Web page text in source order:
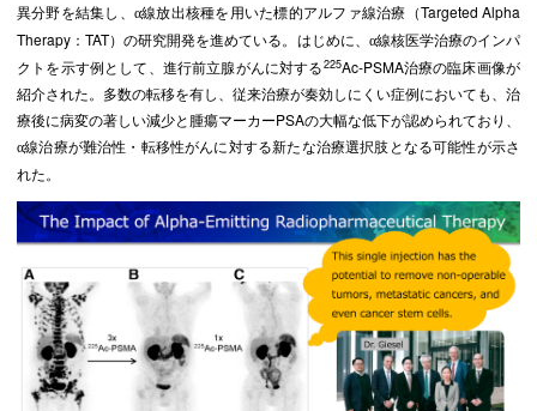
異分野を結集し、
α線放出核種を用いた標的アルファ線治療（Targeted Alpha
Therapy：TAT）の研究開発を進めている。はじめに、
α線核医学治療のインパ
クトを示す例として、進行前立腺がんに対する225Ac-PSMA治療の臨床画像が
紹介された。多数の転移を有し、従来治療が奏効しにくい症例においても、治
療後に病変の著しい減少と腫瘍マーカーPSAの大幅な低下が認められており、
α線治療が難治性・転移性がんに対する新たな治療選択肢となる可能性が示さ
れた。